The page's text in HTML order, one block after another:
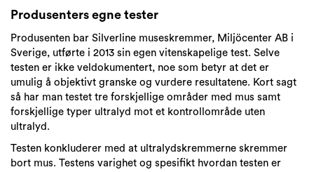
Produsenters egne tester
Produsenten bar Silverline museskremmer, Miljöcenter AB i
Sverige, utførte i 2013 sin egen vitenskapelige test. Selve
testen er ikke veldokumentert, noe som betyr at det er
umulig å objektivt granske og vurdere resultatene. Kort sagt
så har man testet tre forskjellige områder med mus samt
forskjellige typer ultralyd mot et kontrollområde uten
ultralyd.
Testen konkluderer med at ultralydskremmerne skremmer
bort mus. Testens varighet og spesifikt hvordan testen er